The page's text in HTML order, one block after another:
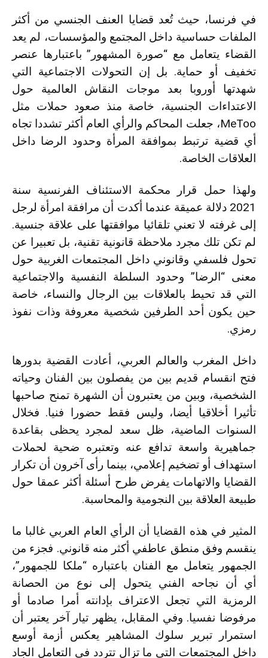
في فرنسا، حيث تُعد قضايا العنف الجنسي من أكثر
الملفات حساسية داخل المجتمع والمؤسسات، لم يعد
القضاء يتعامل مع “صورة المشهور” باعتبارها عنصر
تخفيف أو حماية. بل إن التحولات الاجتماعية التي
شهدتها أوروبا بعد موجات النقاش العالمية حول
الاعتداءات الجنسية، خاصة منذ صعود حملات مثل
MeToo، جعلت المحاكم والرأي العام أكثر تشددا تجاه
أي قضية ترتبط بموافقة المرأة وحدود الرضا داخل
العلاقات الخاصة.
ولهذا حمل قرار محكمة الاستئناف الفرنسية سنة
2021 دلالة عميقة عندما أكدت أن مرافقة امرأة لرجل
إلى غرفته لا تعني تلقائيا موافقتها على علاقة جنسية.
لم تكن تلك مجرد ملاحظة قانونية تقنية، بل تعبيرا عن
تحول فلسفي وقانوني داخل المجتمعات الغربية حول
معنى “الرضا” وحدود السلطة النفسية والاجتماعية
التي قد تحيط بالعلاقات بين الرجال والنساء، خاصة
حين يكون أحد الطرفين شخصية معروفة وذات نفوذ
رمزي.
داخل المغرب والعالم العربي، أعادت القضية بدورها
فتح انقسام قديم بين من يفصلون بين الفنان وحياته
الشخصية، وبين من يعتبرون أن الشهرة تمنح صاحبها
تأثيرا أخلاقيا أيضا، وليس فقط حضورا فنيا. فخلال
السنوات الماضية، ظل سعد لمجرد يحظى بقاعدة
جماهيرية واسعة تدافع عنه وتعتبره ضحية لحملات
استهداف أو تضخيم إعلامي، بينما رأى آخرون أن تكرار
القضايا والاتهامات يفرض طرح أسئلة أكثر عمقا حول
طبيعة العلاقة بين النجومية والمحاسبة.
المثير في هذه القضايا أن الرأي العام العربي غالبا ما
ينقسم وفق منطق عاطفي أكثر منه قانوني. فجزء من
الجمهور يتعامل مع الفنان باعتباره “ملكا للجمهور”،
أي أن نجاحه الفني يتحول إلى نوع من الحصانة
الرمزية التي تجعل الاعتراف بإدانته أمرا صادما أو
مرفوضا نفسيا. وفي المقابل، يظهر تيار آخر يعتبر أن
استمرار تبرير سلوك المشاهير يعكس أزمة أوسع
داخل المجتمعات التي ما تزال تتردد في التعامل الجاد